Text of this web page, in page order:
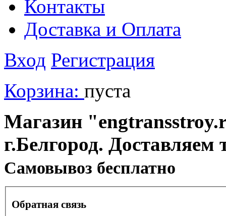
Контакты
Доставка и Оплата
Вход Регистрация
Корзина: пуста
Магазин
г.Белгород.
Cамовывоз бесплатно
Обратная связь